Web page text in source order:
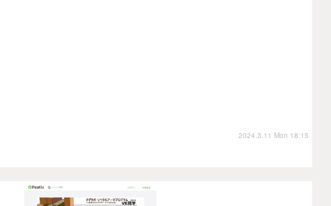
2024.3.11 Mon 18:15